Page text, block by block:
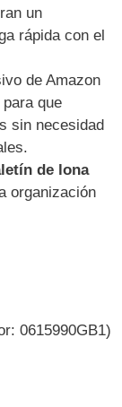
un
rápida con el
de Amazon
para que
sin necesidad
de lona
organización
0615990GB1)